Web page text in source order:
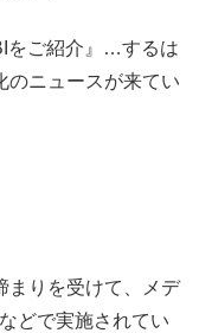
をご紹介』…するは
のニュースが来てい
まりを受けて、メデ
どで実施されてい